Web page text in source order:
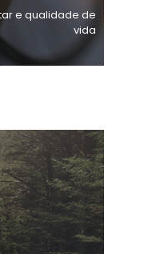
e qualidade de
vida